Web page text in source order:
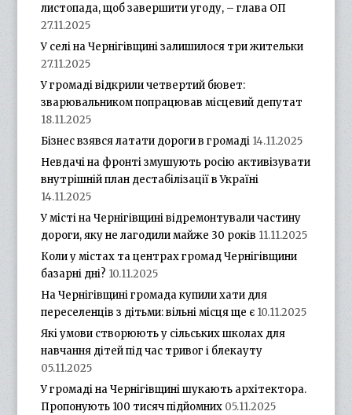
листопада, щоб завершити угоду, – глава ОП
27.11.2025
У селі на Чернігівщині залишилося три жительки
27.11.2025
У громаді відкрили четвертий бювет:
зварювальником попрацював місцевий депутат
18.11.2025
Бізнес взявся латати дороги в громаді 14.11.2025
Невдачі на фронті змушують росію активізувати
внутрішній план дестабілізації в Україні
14.11.2025
У місті на Чернігівщині відремонтували частину
дороги, яку не лагодили майже 30 років 11.11.2025
Коли у містах та центрах громад Чернігівщини
базарні дні? 10.11.2025
На Чернігівщині громада купили хати для
переселенців з дітьми: вільні місця ще є 10.11.2025
Які умови створюють у сільських школах для
навчання дітей під час тривог і блекауту
05.11.2025
У громаді на Чернігівщині шукають архітектора.
Пропонують 100 тисяч підйомних 05.11.2025